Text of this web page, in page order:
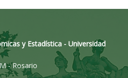
y Estadística - Universidad
- Rosario